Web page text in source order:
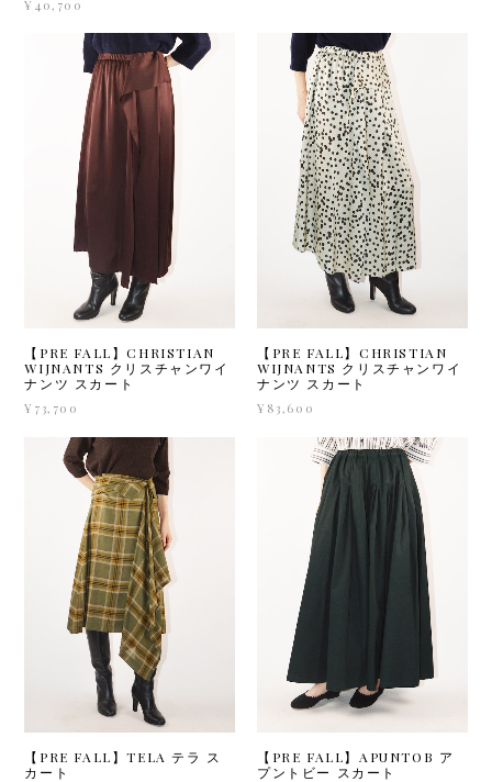
¥40,700
【PRE FALL】CHRISTIAN
WIJNANTS クリスチャンワイ
ナンツ スカート
¥73,700
【PRE FALL】CHRISTIAN
WIJNANTS クリスチャンワイ
ナンツ スカート
¥83,600
【PRE FALL】TELA テラ ス
カート
【PRE FALL】APUNTOB ア
プントビー スカート